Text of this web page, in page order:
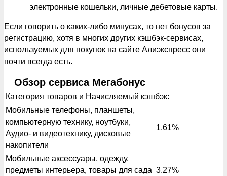
электронные кошельки, личные дебетовые карты.
Если говорить о каких-либо минусах, то нет бонусов за
регистрацию, хотя в многих других кэшбэк-сервисах,
используемых для покупок на сайте Алиэкспресс они
почти всегда есть.
Обзор сервиса Мегабонус
Категория товаров и Начисляемый кэшбэк:
Мобильные телефоны, планшеты,
компьютерную технику, ноутбуки,
Аудио- и видеотехнику, дисковые
накопители
1.61%
Мобильные аксессуары, одежду,
предметы интерьера, товары для сада 3.27%